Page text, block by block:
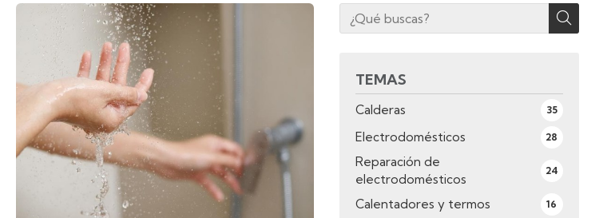
TEMAS
Calderas 35
Electrodomésticos 28
Reparación de
electrodomésticos
24
Calentadores y termos 16